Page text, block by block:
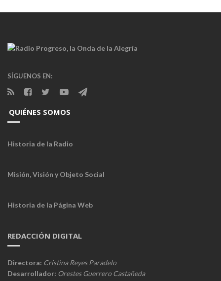
SÍGUENOS EN:
QUIÉNES SOMOS
Historia de la Radio
Misión, Visión y Objeto Social
Historia de la Página Web
REDACCIÓN DIGITAL
Directora: Cristina Reyes Paradelo
Desarrollador: Orestes Guerrero Castañeda